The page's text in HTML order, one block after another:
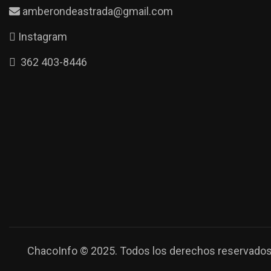
amberondeastrada@gmail.com
Instagram
362 403-8446
ChacoInfo © 2025. Todos los derechos